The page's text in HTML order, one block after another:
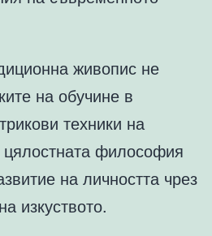
живопис не
на обучине в
техники на
философия
на личността чрез
изкуството.